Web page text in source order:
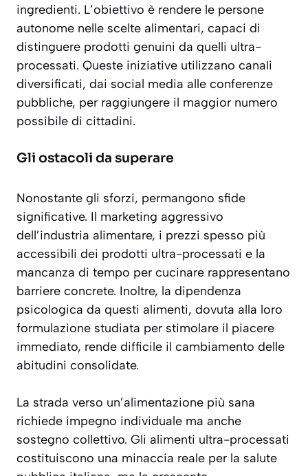
ingredienti. L’obiettivo è rendere le persone
autonome nelle scelte alimentari, capaci di
distinguere prodotti genuini da quelli ultra-
processati. Queste iniziative utilizzano canali
diversificati, dai social media alle conferenze
pubbliche, per raggiungere il maggior numero
possibile di cittadini.
Gli ostacoli da superare
Nonostante gli sforzi, permangono sfide
significative. Il marketing aggressivo
dell’industria alimentare, i prezzi spesso più
accessibili dei prodotti ultra-processati e la
mancanza di tempo per cucinare rappresentano
barriere concrete. Inoltre, la dipendenza
psicologica da questi alimenti, dovuta alla loro
formulazione studiata per stimolare il piacere
immediato, rende difficile il cambiamento delle
abitudini consolidate.
La strada verso un’alimentazione più sana
richiede impegno individuale ma anche
sostegno collettivo. Gli alimenti ultra-processati
costituiscono una minaccia reale per la salute